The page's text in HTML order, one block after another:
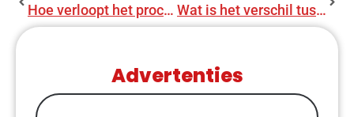
Hoe verloopt het proces van bouwadvies? Wat is het verschil tussen bouwadvies en bouwbegeleiding?
Advertenties